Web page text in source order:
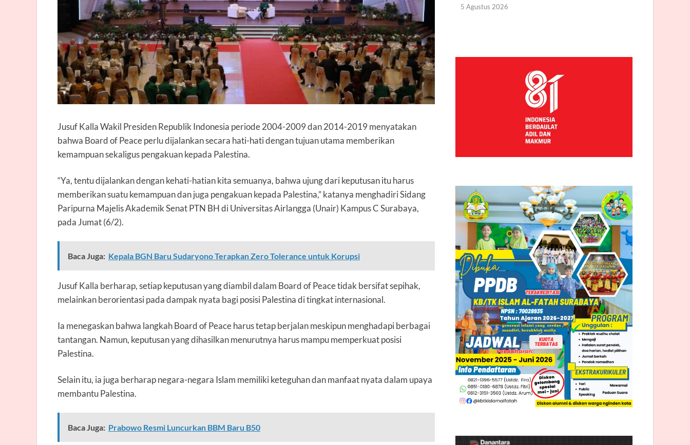
Jusuf Kalla Wakil Presiden Republik Indonesia periode 2004-2009 dan 2014-2019 menyatakan
bahwa Board of Peace perlu dijalankan secara hati-hati dengan tujuan utama memberikan
kemampuan sekaligus pengakuan kepada Palestina.
“Ya, tentu dijalankan dengan kehati-hatian kita semuanya, bahwa ujung dari keputusan itu harus
memberikan suatu kemampuan dan juga pengakuan kepada Palestina,” katanya menghadiri Sidang
Paripurna Majelis Akademik Senat PTN BH di Universitas Airlangga (Unair) Kampus C Surabaya,
pada Jumat (6/2).
Baca Juga: Kepala BGN Baru Sudaryono Terapkan Zero Tolerance untuk Korupsi
Jusuf Kalla berharap, setiap keputusan yang diambil dalam Board of Peace tidak bersifat sepihak,
melainkan berorientasi pada dampak nyata bagi posisi Palestina di tingkat internasional.
Ia menegaskan bahwa langkah Board of Peace harus tetap berjalan meskipun menghadapi berbagai
tantangan. Namun, keputusan yang dihasilkan menurutnya harus mampu memperkuat posisi
Palestina.
Selain itu, ia juga berharap negara-negara Islam memiliki keteguhan dan manfaat nyata dalam upaya
membantu Palestina.
Baca Juga: Prabowo Resmi Luncurkan BBM Baru B50
5 Agustus 2026